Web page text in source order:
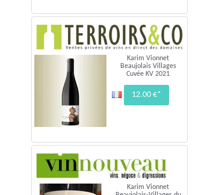
Karim Vionnet
Beaujolais Villages
Cuvée KV 2021
12.00 €*
Karim Vionnet